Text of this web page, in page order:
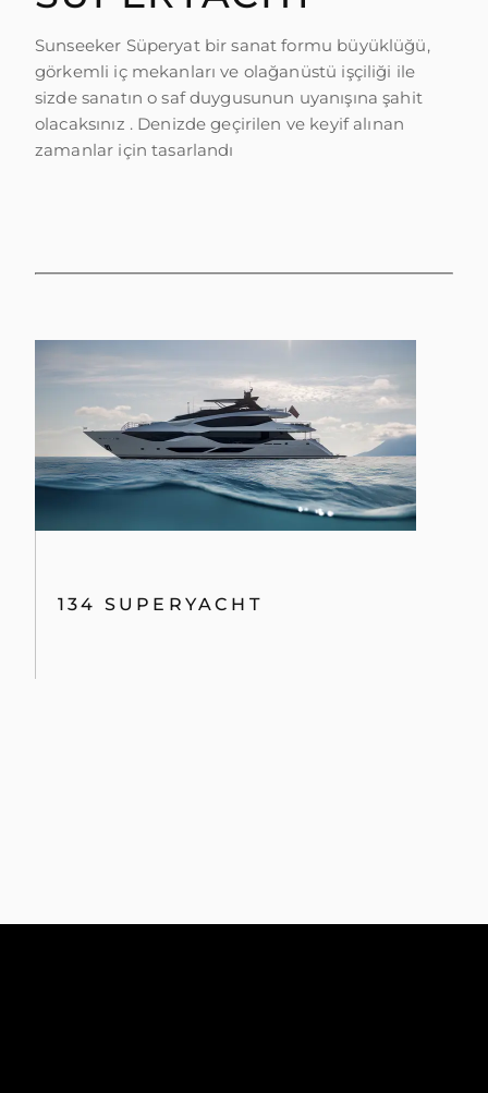
ÖĞRENIN
Sunseeker Süperyat bir sanat formu büyüklüğü,
görkemli iç mekanları ve olağanüstü işçiliği ile
sizde sanatın o saf duygusunun uyanışına şahit
olacaksınız . Denizde geçirilen ve keyif alınan
zamanlar için tasarlandı
134 SUPERYACHT